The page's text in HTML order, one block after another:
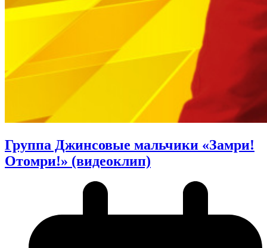
Группа Джинсовые мальчики «Замри!
Отомри!» (видеоклип)